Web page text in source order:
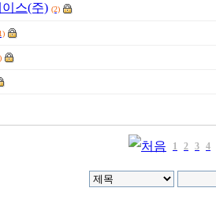
스(주) (2)
1 2 3 4